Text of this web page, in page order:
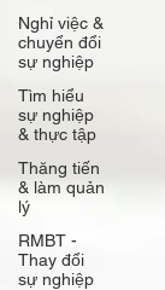
Nghỉ việc &
chuyển đổi
sự nghiệp
Tìm hiểu
sự nghiệp
& thực tập
Thăng tiến
& làm quản
lý
RMBT -
Thay đổi
sự nghiệp